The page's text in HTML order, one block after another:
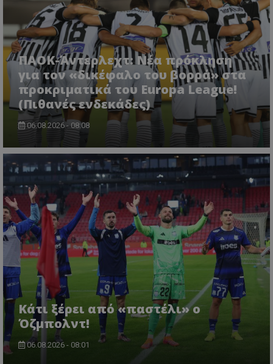
ΠΑΟΚ-Άντερλεχτ: Νέα πρόκληση
για τον «δικέφαλο του βορρά» στα
προκριματικά του Europa League!
(Πιθανές ενδεκάδες)
06.08.2026 - 08:08
Κάτι ξέρει από «παστέλι» ο
Όζμπολντ!
06.08.2026 - 08:01